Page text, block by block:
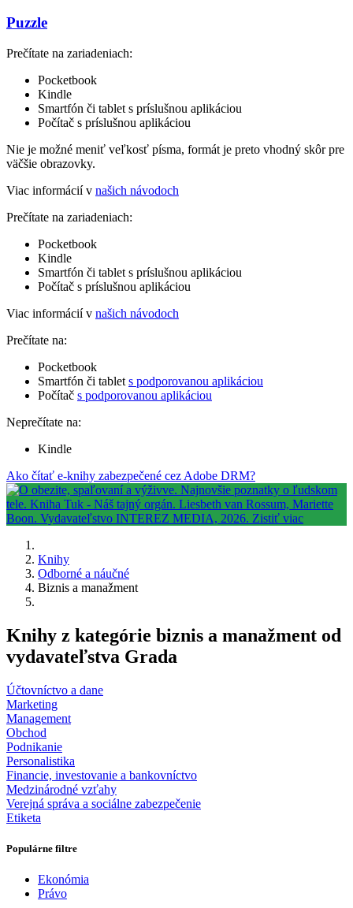
Puzzle
Prečítate na zariadeniach:
Pocketbook
Kindle
Smartfón či tablet s príslušnou aplikáciou
Počítač s príslušnou aplikáciou
Nie je možné meniť veľkosť písma, formát je preto vhodný skôr pre
väčšie obrazovky.
Viac informácií v našich návodoch
Prečítate na zariadeniach:
Pocketbook
Kindle
Smartfón či tablet s príslušnou aplikáciou
Počítač s príslušnou aplikáciou
Viac informácií v našich návodoch
Prečítate na:
Pocketbook
Smartfón či tablet s podporovanou aplikáciou
Počítač s podporovanou aplikáciou
Neprečítate na:
Kindle
Ako čítať e-knihy zabezpečené cez Adobe DRM?
Knihy
Odborné a náučné
Biznis a manažment
Knihy z kategórie biznis a manažment od
vydavateľstva Grada
Účtovníctvo a dane
Marketing
Management
Obchod
Podnikanie
Personalistika
Financie, investovanie a bankovníctvo
Medzinárodné vzťahy
Verejná správa a sociálne zabezpečenie
Etiketa
Populárne filtre
Ekonómia
Právo